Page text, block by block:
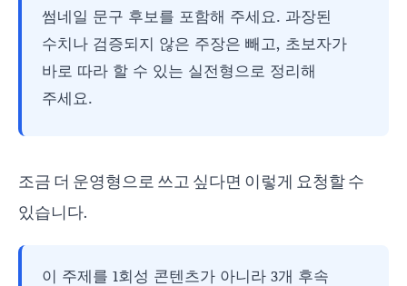
썸네일 문구 후보를 포함해 주세요. 과장된
수치나 검증되지 않은 주장은 빼고, 초보자가
바로 따라 할 수 있는 실전형으로 정리해
주세요.
조금 더 운영형으로 쓰고 싶다면 이렇게 요청할 수
있습니다.
이 주제를 1회성 콘텐츠가 아니라 3개 후속